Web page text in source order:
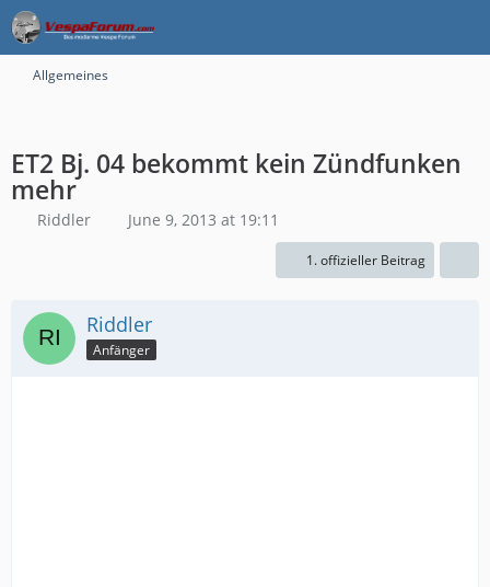
Allgemeines
ET2 Bj. 04 bekommt kein Zündfunken
mehr
Riddler June 9, 2013 at 19:11
1. offizieller Beitrag
Riddler
Anfänger